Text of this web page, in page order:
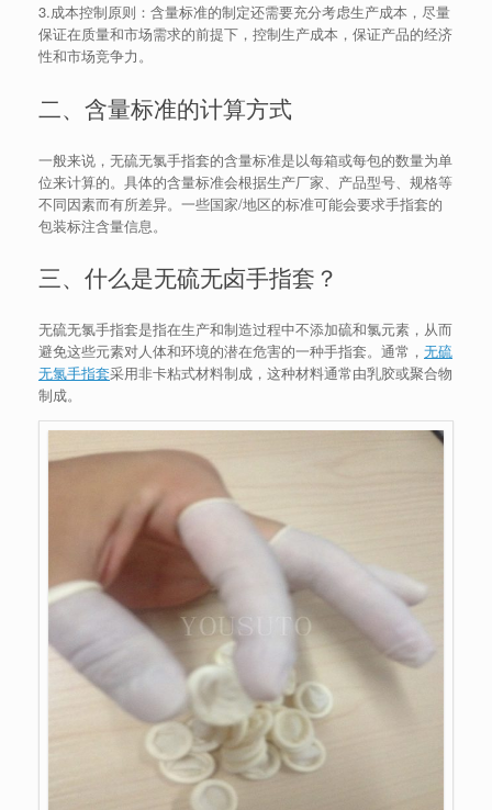
3.成本控制原则：含量标准的制定还需要充分考虑生产成本，尽量
保证在质量和市场需求的前提下，控制生产成本，保证产品的经济
性和市场竞争力。
二、含量标准的计算方式
一般来说，无硫无氯手指套的含量标准是以每箱或每包的数量为单
位来计算的。具体的含量标准会根据生产厂家、产品型号、规格等
不同因素而有所差异。一些国家/地区的标准可能会要求手指套的
包装标注含量信息。
三、什么是无硫无卤手指套？
无硫无氯手指套是指在生产和制造过程中不添加硫和氯元素，从而
避免这些元素对人体和环境的潜在危害的一种手指套。通常， 无硫
无氯手指套采用非卡粘式材料制成，这种材料通常由乳胶或聚合物
制成。